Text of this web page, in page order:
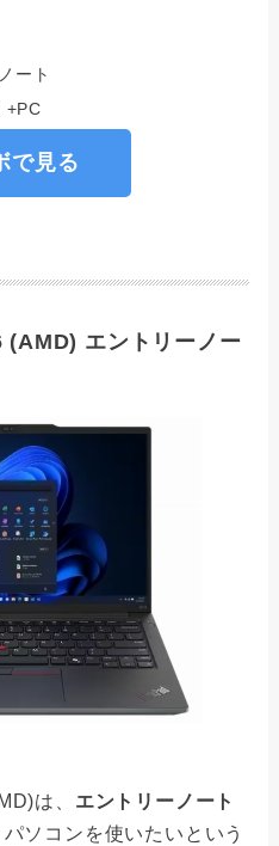
ート
+PC
で見る
エントリーノー
は、 エントリーノート
ソコンを使いたいという